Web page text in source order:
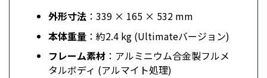
外形寸法 ：339 × 165 × 532 mm
本体重量 ：約2.4 kg (Ultimateバージョン)
フレーム素材 ：アルミニウム合金製フルメ
タルボディ (アルマイト処理)